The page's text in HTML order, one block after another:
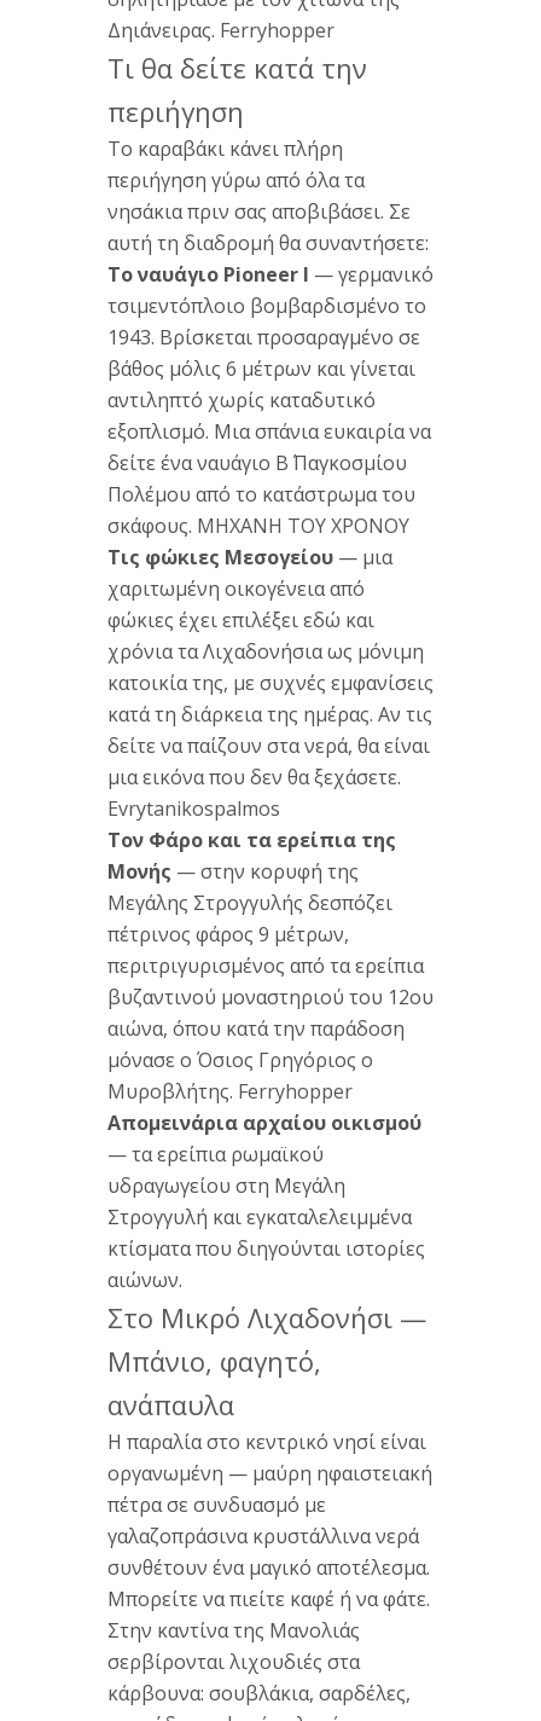
Δηιάνειρας. Ferryhopper
Τι θα δείτε κατά την
περιήγηση
Το καραβάκι κάνειπλήρη
περιήγηση γύρω από όλατα
νησάκιαπριν σας αποβιβάσει. Σε
αυτή τη διαδρομή θασυναντήσετε:
Το ναυάγιο Pioneer I —γερμανικό
τσιμεντόπλοιο βομβαρδισμένο το
1943. Βρίσκεταιπροσαραγμένο σε
βάθος μόλις 6 μέτρων καιγίνεται
αντιληπτό χωρίς καταδυτικό
εξοπλισμό. Μια σπάνιαευκαιρία να
δείτε ένα ναυάγιο Β΄ Παγκοσμίου
Πολέμου από το κατάστρωμα του
σκάφους. ΜΗΧΑΝΗ ΤΟΥ ΧΡΟΝΟΥ
Τις φώκιες Μεσογείου — μια
χαριτωμένη οικογένεια από
φώκιες έχειεπιλέξει εδώ και
χρόνια ταΛιχαδονήσια ως μόνιμη
κατοικία της, με συχνές εμφανίσεις
κατάτη διάρκεια της ημέρας. Αν τις
δείτε να παίζουν στα νερά, θα είναι
μια εικόναπου δεν θαξεχάσετε.
Evrytanikospalmos
Τον Φάρο και τα ερείπια της
Μονής —στην κορυφή της
Μεγάλης Στρογγυλής δεσπόζει
πέτρινος φάρος 9 μέτρων,
περιτριγυρισμένος από ταερείπια
βυζαντινού μοναστηριού του 12ου
αιώνα, όπου κατά την παράδοση
μόνασε ο Όσιος Γρηγόριος ο
Μυροβλήτης. Ferryhopper
Απομεινάρια αρχαίου οικισμού
—ταερείπιαρωμαϊκού
υδραγωγείου στη Μεγάλη
Στρογγυλή καιεγκαταλελειμμένα
κτίσματα που διηγούνται ιστορίες
αιώνων.
Στο Μικρό Λιχαδονήσι —
Μπάνιο, φαγητό,
ανάπαυλα
Η παραλία στο κεντρικό νησίείναι
οργανωμένη — μαύρη ηφαιστειακή
πέτρασε συνδυασμό με
γαλαζοπράσινακρυστάλλινα νερά
συνθέτουν έναμαγικό αποτέλεσμα.
Μπορείτε ναπιείτε καφέ ή να φάτε.
Στην καντίνα της Μανολιάς
σερβίρονταιλιχουδιές στα
κάρβουνα: σουβλάκια, σαρδέλες,